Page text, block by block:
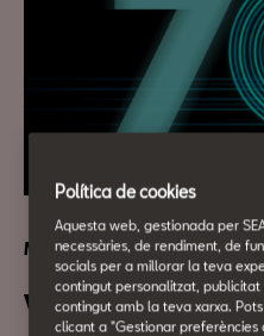
Mobilitat Urbana
Visita guiada
Política de cookies
Aquesta web, gestionada per
necessàries, de rendiment, de
socials per a millorar la teva
contingut personalitzat,
contingut amb la teva xarxa.
clicant a "Gestionar preferències